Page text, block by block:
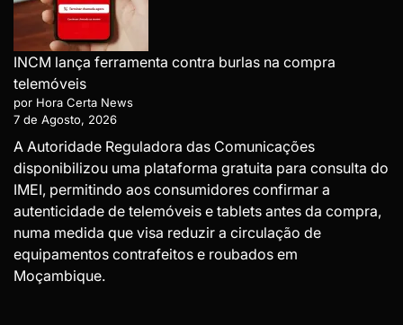
INCM lança ferramenta contra burlas na compra
telemóveis
por Hora Certa News
7 de Agosto, 2026
A Autoridade Reguladora das Comunicações
disponibilizou uma plataforma gratuita para consulta do
IMEI, permitindo aos consumidores confirmar a
autenticidade de telemóveis e tablets antes da compra,
numa medida que visa reduzir a circulação de
equipamentos contrafeitos e roubados em
Moçambique.